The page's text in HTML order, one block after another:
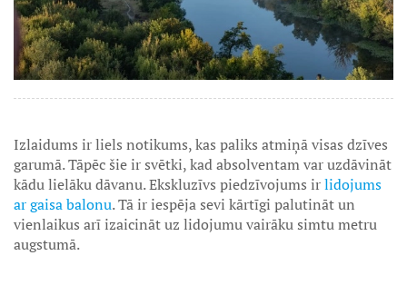
Izlaidums ir liels notikums, kas paliks atmiņā visas dzīves
garumā. Tāpēc šie ir svētki, kad absolventam var uzdāvināt
kādu lielāku dāvanu. Ekskluzīvs piedzīvojums irlidojums
ar gaisa balonu. Tā ir iespēja sevi kārtīgi palutināt un
vienlaikus arī izaicināt uz lidojumu vairāku simtu metru
augstumā.